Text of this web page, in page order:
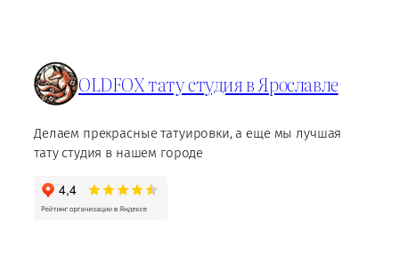
OLDFOX тату студия в Ярославле
Делаем прекрасные татуировки, а еще мы лучшая
тату студия в нашем городе